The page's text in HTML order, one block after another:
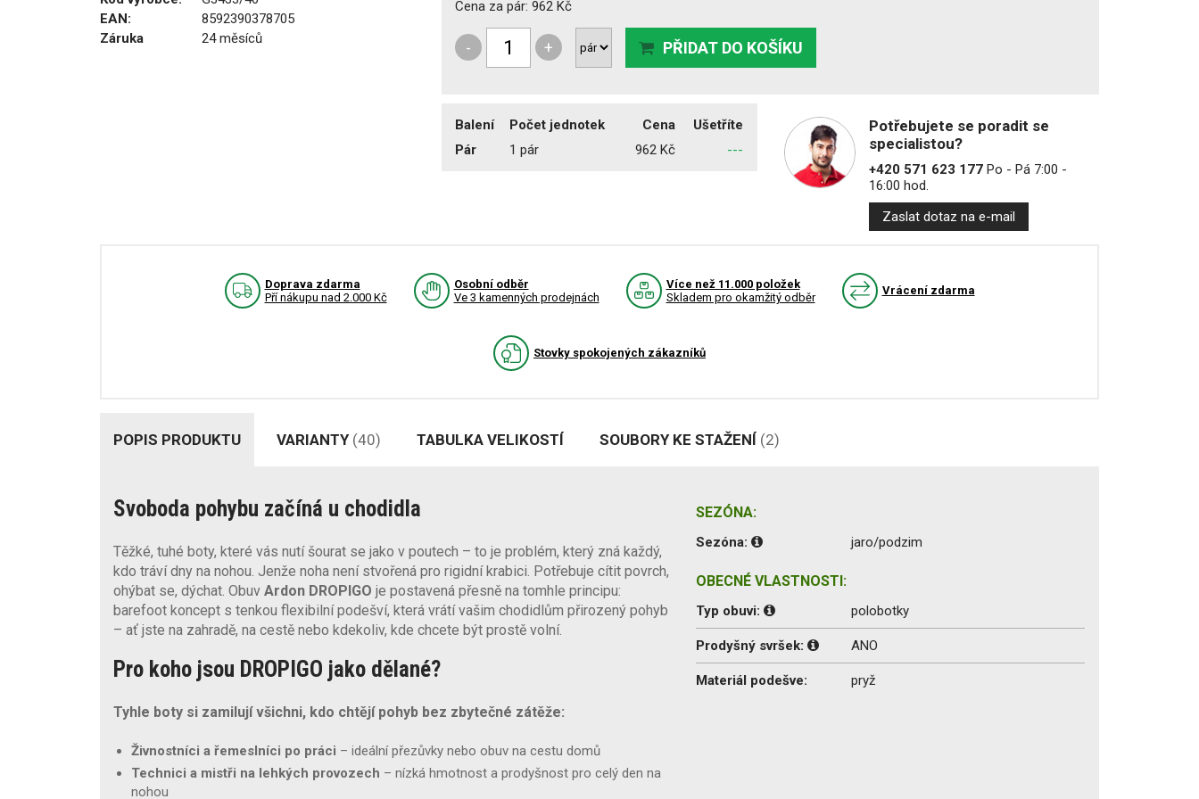
EAN:
8592390378705
Záruka
24 měsíců
Cena za pár:962 Kč
- + PŘIDAT DO KOŠÍKU
Balení Počet jednotek Cena
Ušetříte
Pár
1 pár 962 Kč ---
Potřebujete se poradit se
specialistou?
+420 571 623 177Po - Pá 7:00 -
16:00 hod.
Zaslat dotaz na e-mail
Doprava zdarma
Pří nákupu nad 2.000 Kč
Osobní odběr
Ve 3 kamenných prodejnách
Více než 11.000 položek
Skladem pro okamžitý odběr
Vrácení zdarma
Stovky spokojených zákazníků
POPIS PRODUKTU VARIANTY (40) TABULKA VELIKOSTÍ SOUBORY KE STAŽENÍ (2)
Svoboda pohybu začíná u chodidla
Těžké, tuhé boty, které vás nutí šourat se jako v poutech – to je problém, který zná každý,
kdo tráví dny na nohou. Jenže noha není stvořená pro rigidní krabici. Potřebuje cítit povrch,
ohýbat se, dýchat. Obuv Ardon DROPIGO je postavená přesně na tomhle principu:
barefoot koncept s tenkou flexibilní podešví, která vrátí vašim chodidlům přirozený pohyb
– ať jste na zahradě, na cestě nebo kdekoliv, kde chcete být prostě volní.
Pro koho jsou DROPIGO jako dělané?
Tyhle boty si zamilují všichni, kdo chtějí pohyb bez zbytečné zátěže:
Živnostníci a řemeslníci po práci – ideální přezůvky nebo obuv na cestu domů
Technici a mistři na lehkých provozech – nízká hmotnost a prodyšnost pro celý den na
nohou
SEZÓNA:
Sezóna: jaro/podzim
OBECNÉ VLASTNOSTI:
Typ obuvi: polobotky
Prodyšný svršek: ANO
Materiál podešve: pryž